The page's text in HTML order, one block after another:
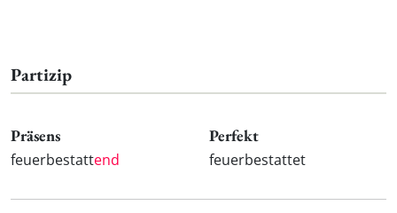
Partizip
Präsens
feuerbestattend
Perfekt
feuerbestattet